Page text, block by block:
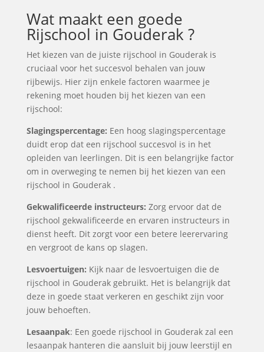
Wat maakt een goede
Rijschool in Gouderak ?
Het kiezen van de juiste rijschool in Gouderak is
cruciaal voor het succesvol behalen van jouw
rijbewijs. Hier zijn enkele factoren waarmee je
rekening moet houden bij het kiezen van een
rijschool:
Slagingspercentage: Een hoog slagingspercentage
duidt erop dat een rijschool succesvol is in het
opleiden van leerlingen. Dit is een belangrijke factor
om in overweging te nemen bij het kiezen van een
rijschool in Gouderak .
Gekwalificeerde instructeurs: Zorg ervoor dat de
rijschool gekwalificeerde en ervaren instructeurs in
dienst heeft. Dit zorgt voor een betere leerervaring
en vergroot de kans op slagen.
Lesvoertuigen: Kijk naar de lesvoertuigen die de
rijschool in Gouderak gebruikt. Het is belangrijk dat
deze in goede staat verkeren en geschikt zijn voor
jouw behoeften.
Lesaanpak: Een goede rijschool in Gouderak zal een
lesaanpak hanteren die aansluit bij jouw leerstijl en